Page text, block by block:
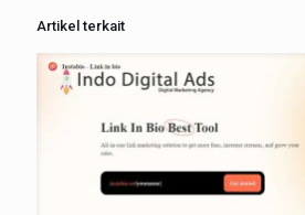
Artikel terkait